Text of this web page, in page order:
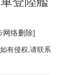
网络删除]
有侵权,请联系